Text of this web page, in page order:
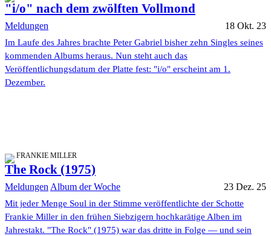
"i/o" nach dem zwölften Vollmond
Meldungen 18 Okt. 23
Im Laufe des Jahres brachte Peter Gabriel bisher zehn Singles seines
kommenden Albums heraus. Nun steht auch das
Veröffentlichungsdatum der Platte fest: "i/o" erscheint am 1.
Dezember.
FRANKIE MILLER
The Rock (1975)
Meldungen Album der Woche 23 Dez. 25
Mit jeder Menge Soul in der Stimme veröffentlichte der Schotte
Frankie Miller in den frühen Siebzigern hochkarätige Alben im
Jahrestakt. "The Rock" (1975) war das dritte in Folge — und sein